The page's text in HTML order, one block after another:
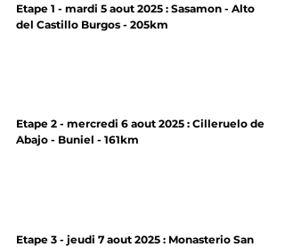
Etape 1 - mardi 5 aout 2025 : Sasamon - Alto
del Castillo Burgos - 205km
Etape 2 - mercredi 6 aout 2025 : Cilleruelo de
Abajo - Buniel - 161km
Etape 3 - jeudi 7 aout 2025 : Monasterio San